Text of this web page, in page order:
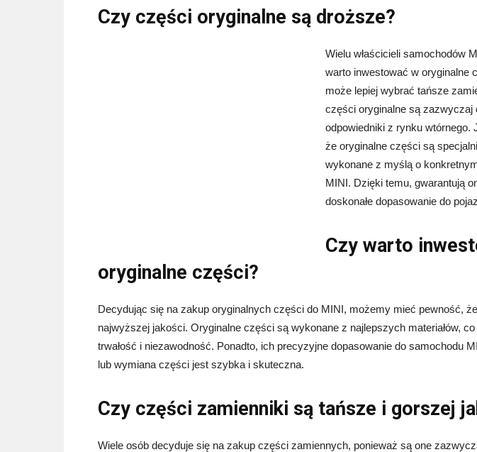
Czy części oryginalne są droższe?
Wielu właścicieli samochodów
warto inwestować w oryginalne
może lepiej wybrać tańsze
części oryginalne są zazwyczaj
odpowiedniki z rynku wtórnego.
że oryginalne części są
wykonane z myślą o
MINI. Dzięki temu, gwarantują
doskonałe dopasowanie do
Czy warto
oryginalne części?
Decydując się na zakup oryginalnych części do MINI, możemy mieć pewność,
najwyższej jakości. Oryginalne części są wykonane z najlepszych materiałów, co
trwałość i niezawodność. Ponadto, ich precyzyjne dopasowanie do samochodu
lub wymiana części jest szybka i skuteczna.
Czy części zamienniki są tańsze i gorszej
Wiele osób decyduje się na zakup części zamiennych, ponieważ są one